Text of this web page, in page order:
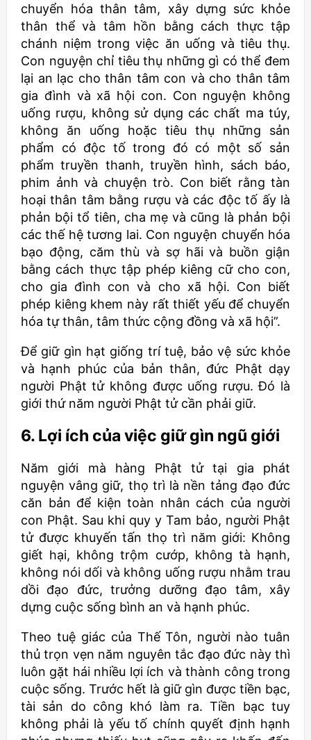
chuyển hóa thân tâm, xây dựng sức khỏe
thân thể và tâm hồn bằng cách thực tập
chánh niệm trong việc ăn uống và tiêu thụ.
Con nguyện chỉ tiêu thụ những gì có thể đem
lại an lạc cho thân tâm con và cho thân tâm
gia đình và xã hội con. Con nguyện không
uống rượu, không sử dụng các chất ma túy,
không ăn uống hoặc tiêu thụ những sản
phẩm có độc tố trong đó có một số sản
phẩm truyền thanh, truyền hình, sách báo,
phim ảnh và chuyện trò. Con biết rằng tàn
hoại thân tâm bằng rượu và các độc tố ấy là
phản bội tổ tiên, cha mẹ và cũng là phản bội
các thế hệ tương lai. Con nguyện chuyển hóa
bạo động, căm thù và sợ hãi và buồn giận
bằng cách thực tập phép kiêng cữ cho con,
cho gia đình con và cho xã hội. Con biết
phép kiêng khem này rất thiết yếu để chuyển
hóa tự thân, tâm thức cộng đồng và xã hội”.
Để giữ gìn hạt giống trí tuệ, bảo vệ sức khỏe
và hạnh phúc của bản thân, đức Phật dạy
người Phật tử không được uống rượu. Đó là
giới thứ năm người Phật tử cần phải giữ.
6. Lợi ích của việc giữ gìn ngũ giới
Năm giới mà hàng Phật tử tại gia phát
nguyện vâng giữ, thọ trì là nền tảng đạo đức
căn bản để kiện toàn nhân cách của người
con Phật. Sau khi quy y Tam bảo, người Phật
tử được khuyến tấn thọ trì năm giới: Không
giết hại, không trộm cướp, không tà hạnh,
không nói dối và không uống rượu nhằm trau
dồi đạo đức, trưởng dưỡng đạo tâm, xây
dựng cuộc sống bình an và hạnh phúc.
Theo tuệ giác của Thế Tôn, người nào tuân
thủ trọn vẹn năm nguyên tắc đạo đức này thì
luôn gặt hái nhiều lợi ích và thành công trong
cuộc sống. Trước hết là giữ gìn được tiền bạc,
tài sản do công khó làm ra. Tiền bạc tuy
không phải là yếu tố chính quyết định hạnh